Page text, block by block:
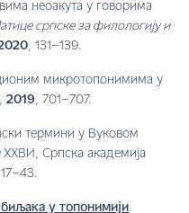
неоакута у говорима
српске за филологију и
, 131–139.
микротопонимима у
2019, 701–707.
термини у Вуковом
XXВИ, Српска академија
у топонимији